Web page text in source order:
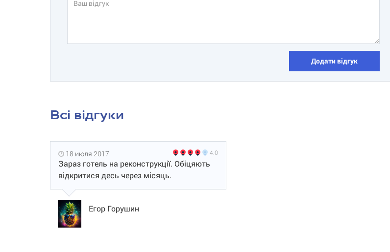
Додати відгук
Всі відгуки
18 июля 2017 4.0
Зараз готель на реконструкції. Обіцяють
відкритися десь через місяць.
Егор Горушин